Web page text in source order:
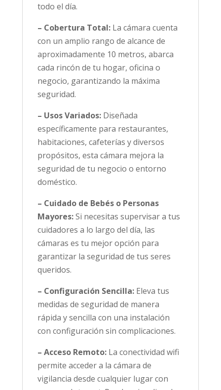
todo el día.
– Cobertura Total: La cámara cuenta
con un amplio rango de alcance de
aproximadamente 10 metros, abarca
cada rincón de tu hogar, oficina o
negocio, garantizando la máxima
seguridad.
– Usos Variados:Diseñada
específicamente para restaurantes,
habitaciones, cafeterías y diversos
propósitos, esta cámara mejora la
seguridad de tu negocio o entorno
doméstico.
– Cuidado de Bebés o Personas
Mayores:Si necesitas supervisar a tus
cuidadores a lo largo del día, las
cámaras es tu mejor opción para
garantizar la seguridad de tus seres
queridos.
– Configuración Sencilla: Eleva tus
medidas de seguridad de manera
rápida y sencilla con una instalación
con configuración sin complicaciones.
– Acceso Remoto:La conectividad wifi
permite acceder a la cámara de
vigilancia desde cualquier lugar con